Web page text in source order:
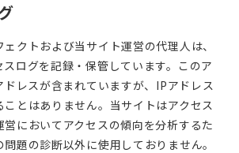
クトおよび当サイト運営の代理人は、
ログを記録・保管しています。このア
レスが含まれていますが、IPアドレス
とはありません。当サイトはアクセス
においてアクセスの傾向を分析するた
題の診断以外に使用しておりません。